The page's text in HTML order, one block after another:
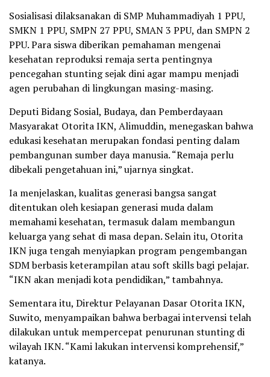
Sosialisasi dilaksanakan di SMP Muhammadiyah 1 PPU,
SMKN 1 PPU, SMPN 27 PPU, SMAN 3 PPU, dan SMPN 2
PPU. Para siswa diberikan pemahaman mengenai
kesehatan reproduksi remaja serta pentingnya
pencegahan stunting sejak dini agar mampu menjadi
agen perubahan di lingkungan masing-masing.
Deputi Bidang Sosial, Budaya, dan Pemberdayaan
Masyarakat Otorita IKN, Alimuddin, menegaskan bahwa
edukasi kesehatan merupakan fondasi penting dalam
pembangunan sumber daya manusia. “Remaja perlu
dibekali pengetahuan ini,” ujarnya singkat.
Ia menjelaskan, kualitas generasi bangsa sangat
ditentukan oleh kesiapan generasi muda dalam
memahami kesehatan, termasuk dalam membangun
keluarga yang sehat di masa depan. Selain itu, Otorita
IKN juga tengah menyiapkan program pengembangan
SDM berbasis keterampilan atau soft skills bagi pelajar.
“IKN akan menjadi kota pendidikan,” tambahnya.
Sementara itu, Direktur Pelayanan Dasar Otorita IKN,
Suwito, menyampaikan bahwa berbagai intervensi telah
dilakukan untuk mempercepat penurunan stunting di
wilayah IKN. “Kami lakukan intervensi komprehensif,”
katanya.